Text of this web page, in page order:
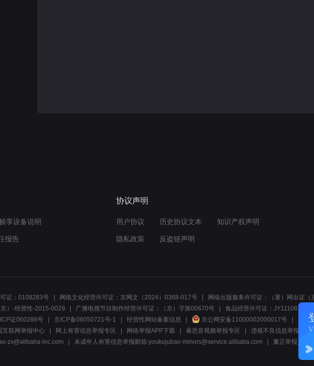
享设备说明
报告
协议声明
用户协议 历史协议文本 知识产权声明
隐私政策 反盗链声明
证：0108283号 网络文化经营许可证：京网文（2024）0368-017号
网络出版服务许可证：（署）网出证（
）-经营性-2015-0029
广播电视节目制作经营许可证：（京）字第00670号
食品经营许可证：
证060288号 京ICP备06050721号-1 经营性网站备案信息 京公网安备11000002000017号
网络
互联网举报中心 网上有害信息举报专区 网络举报APP下载 暴恐音视频举报专区
违规不良信息举报:电
zx@alibaba-inc.com
未成年人有害信息举报邮箱:youkujubao-minors@service.alibaba.com 廉正举报入口